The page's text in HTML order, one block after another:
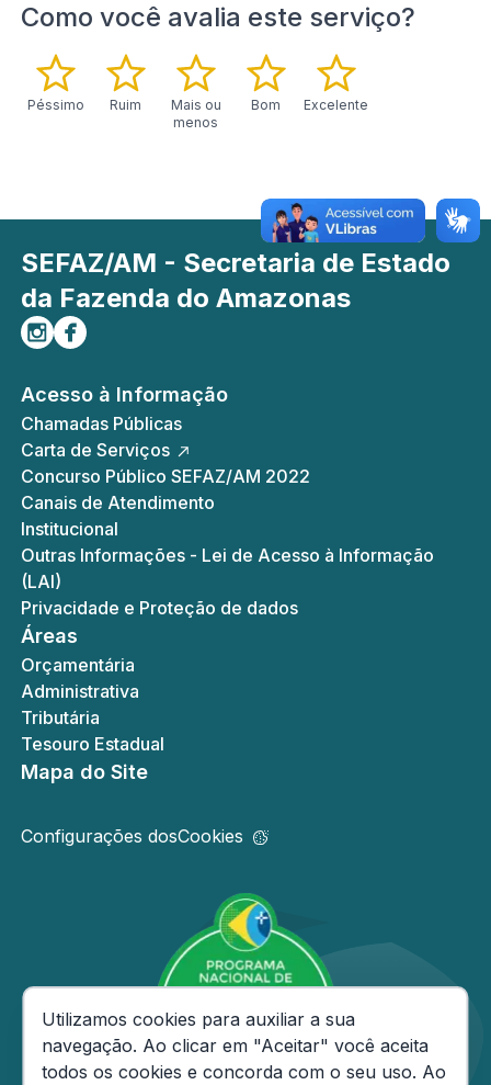
Como você avalia este serviço?
Péssimo Ruim
Mais ou
menos
Bom Excelente
SEFAZ/AM - Secretaria de Estado
da Fazenda do Amazonas
Siga-nos no Instagram
Curta-nos no Facebook
Acesso à Informação
Chamadas Públicas
Carta de Serviços
Concurso Público SEFAZ/AM 2022
Canais de Atendimento
Institucional
Outras Informações - Lei de Acesso à Informação
(LAI)
Privacidade e Proteção de dados
Áreas
Orçamentária
Administrativa
Tributária
Tesouro Estadual
Mapa do Site
Configurações dosCookies
Consentimento de Cookies
Utilizamos cookies para auxiliar a sua
navegação. Ao clicar em "Aceitar" você aceita
todos os cookies e concorda com o seu uso. Ao